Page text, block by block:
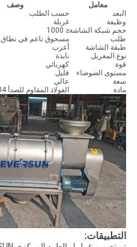
معامل
وصف
البعد
حسب الطلب
وظيفة
غربلة
حجم شبكة الشاشة≤ 1000
طلب
مسحوق ناعم في نطاق 50-500 مش
طبقة الشاشة
أعزب
نوع المغربل
نابذة
قوة
كهربائي
مستوى الضوضاء
قليل
سعة
عالي
مادة
الفولاذ المقاوم للصدأ 304 ، Q235A
التطبيقات: